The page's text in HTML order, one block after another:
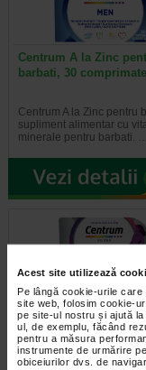
Acest site utilizează
Pe lângă cookie-urile
site web, folosim cookie-
pe site-ul nostru și ajută
ul, de exemplu, făcând
pentru a măsura
instrumente de urmărire
obiceiurilor dvs. de
Centrum A la Zinc
barbati, 30
Centrum A la Zinc pentru
supliment alimentar cu
minerale pentru barbati. …
Centrum Silver 50+